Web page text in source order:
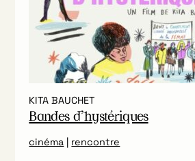
KITA BAUCHET
Bandes d’hystériques
cinéma | rencontre